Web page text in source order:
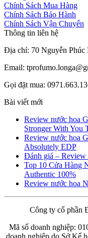
Chính Sách Mua Hàng
Chính Sách Bảo Hành
Chính Sách Vận Chuyển
Thông tin liên hệ
Địa chỉ: 70 Nguyễn
Email:
Gọi đặt mua:
Bài viết mới
Review nước hoa
Stronger With You
Review nước hoa
Absolutely EDP
Đánh giá – Review
Top 10 Cửa Hàng
Authentic 100%
Review nước hoa
Công ty cổ phần
Mã số doanh nghiệp:
doanh nghiệp do Sở Kế